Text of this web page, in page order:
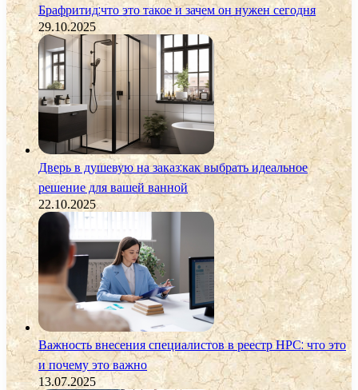
Брафритид:что это такое и зачем он нужен сегодня
29.10.2025
Дверь в душевую на заказ:как выбрать идеальное
решение для вашей ванной
22.10.2025
Важность внесения специалистов в реестр НРС: что это
и почему это важно
13.07.2025